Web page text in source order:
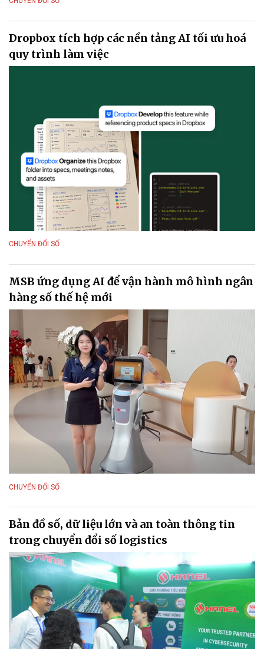
Dropbox tích hợp các nền tảng AI tối ưu hoá
quy trình làm việc
CHUYỂN ĐỔI SỐ
MSB ứng dụng AI để vận hành mô hình ngân
hàng số thế hệ mới
CHUYỂN ĐỔI SỐ
Bản đồ số, dữ liệu lớn và an toàn thông tin
trong chuyển đổi số logistics